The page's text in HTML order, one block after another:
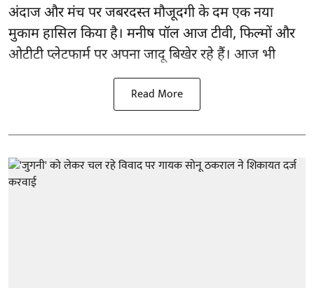
अंदाज और मंच पर जबरदस्त मौजूदगी के दम एक नया
मुकाम हासिल किया है। मनीष पॉल आज टीवी, फिल्मों और
ओटीटी प्लेटफार्म पर अपना जादू बिखेर रहे हैं। आज भी
Read More